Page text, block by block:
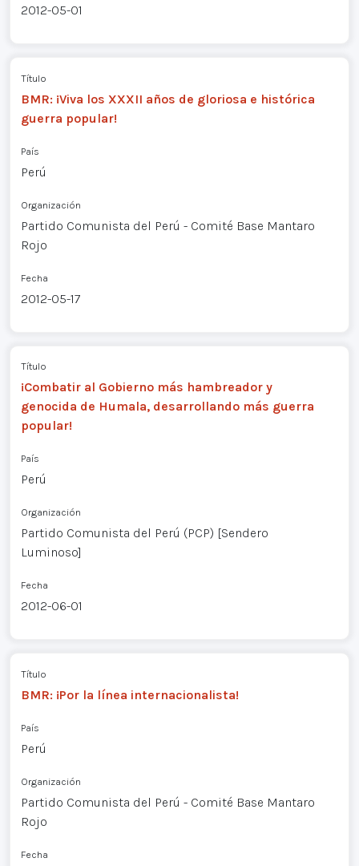
2012-05-01
Título
BMR: ¡Viva los XXXII años de gloriosa e histórica
guerra popular!
País
Perú
Organización
Partido Comunista del Perú - Comité Base Mantaro
Rojo
Fecha
2012-05-17
Título
¡Combatir al Gobierno más hambreador y
genocida de Humala, desarrollando más guerra
popular!
País
Perú
Organización
Partido Comunista del Perú (PCP) [Sendero
Luminoso]
Fecha
2012-06-01
Título
BMR: ¡Por la línea internacionalista!
País
Perú
Organización
Partido Comunista del Perú - Comité Base Mantaro
Rojo
Fecha